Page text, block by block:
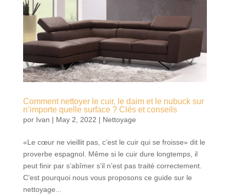
Comment nettoyer le cuir, le daim et le nubuck sur
n’importe quelle surface ? Clés et conseils
por Ivan | May 2, 2022 | Nettoyage
«Le cœur ne vieillit pas, c’est le cuir qui se froisse» dit le
proverbe espagnol. Même si le cuir dure longtemps, il
peut finir par s’abîmer s’il n’est pas traité correctement.
C’est pourquoi nous vous proposons ce guide sur le
nettoyage...